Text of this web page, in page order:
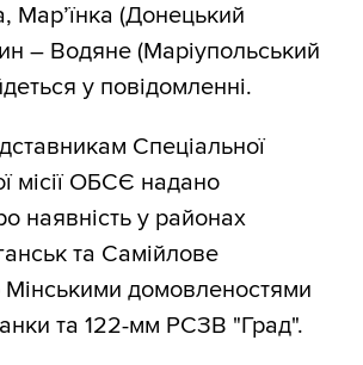
Мар’їнка (Донецький
– Водяне (Маріупольський
у повідомленні.
Спеціальної
місії ОБСЄ надано
наявність у районах
та Самійлове
домовленостями
та 122-мм РСЗВ "Град".